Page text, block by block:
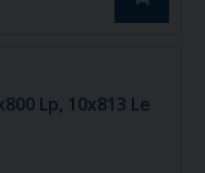
Lp, 10x813 Le